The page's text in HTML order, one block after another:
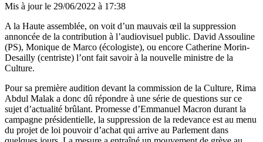
Mis à jour le 29/06/2022 à 17:38
A la Haute assemblée, on voit d’un mauvais œil la suppression
annoncée de la contribution à l’audiovisuel public. David Assouline
(PS), Monique de Marco (écologiste), ou encore Catherine Morin-
Desailly (centriste) l’ont fait savoir à la nouvelle ministre de la
Culture.
Pour sa première audition devant la commission de la Culture, Rima
Abdul Malak a donc dû répondre à une série de questions sur ce
sujet d’actualité brûlant. Promesse d’Emmanuel Macron durant la
campagne présidentielle, la suppression de la redevance est au menu
du projet de loi pouvoir d’achat qui arrive au Parlement dans